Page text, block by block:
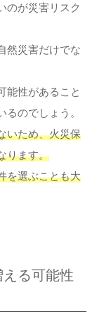
のが災害リスク
然災害だけでな
能性があること
のでしょう。
いため、火災保
ります。
を選ぶことも大
る可能性